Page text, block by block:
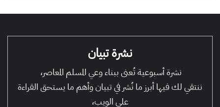
نشرة تبيان
نشرة أسبوعية تُعنى ببناء وعي المسلم المعاصر،
ننتقي لك فيها أبرز ما نُشر في تبيان وأهم ما يستحق القراءة
على الويب،